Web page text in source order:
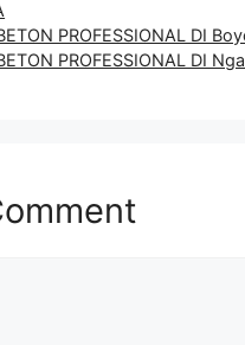
PROFESSIONAL DI
PROFESSIONAL DI